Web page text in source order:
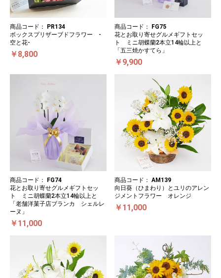
商品コード：
PR134
ボックスプリザーブドフラワー -
空と花-
￥8,800
商品コード：
FG75
花とお取り寄せグルメギフトセッ
ト ミニ胡蝶蘭2本立14輪以上と
「五三焼かすてら」
￥9,900
商品コード：
FG74
花とお取り寄せグルメギフトセッ
ト ミニ胡蝶蘭2本立14輪以上と
「老舗洋菓子店ブランカ シェルレ
ーヌ」
￥11,000
商品コード： AM139
向日葵（ひまわり）とユリのアレン
ジメントフラワー オレンジ
￥11,000